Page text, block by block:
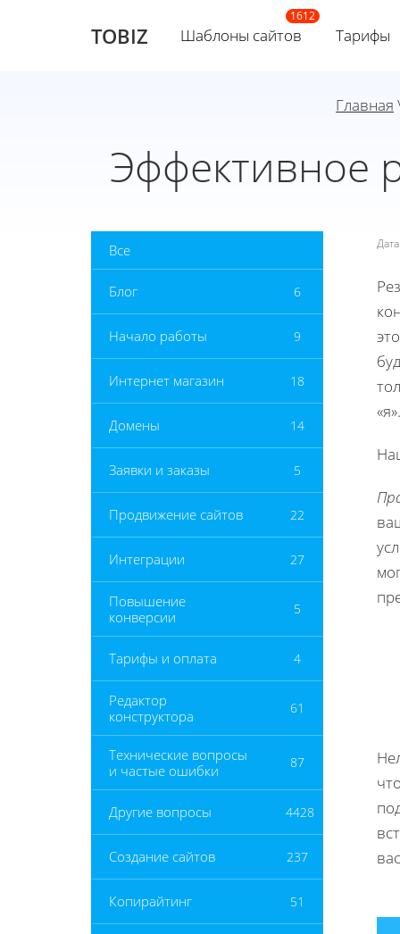
TOBIZ Шаблоны сайтов Тарифы
Главная
Эффективное
Все
Блог 6
Начало работы 9
Интернет магазин 18
Домены 14
Заявки и заказы 5
Продвижение сайтов 22
Интеграции 27
Повышение
конверсии
5
Тарифы и оплата 4
Редактор
конструктора
61
Технические вопросы
и частые ошибки
87
Другие вопросы 4428
Создание сайтов 237
Копирайтинг 51
«я».